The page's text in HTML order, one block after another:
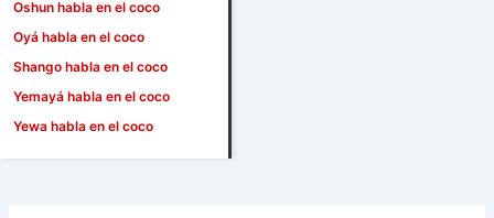
Oshun habla en el coco
Oyá habla en el coco
Shango habla en el coco
Yemayá habla en el coco
Yewa habla en el coco